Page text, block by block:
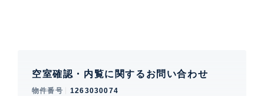
空室確認・内覧に関するお問い合わせ
物件番号 1263030074